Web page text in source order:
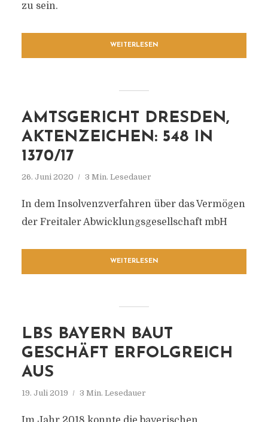
zu sein.
WEITERLESEN
AMTSGERICHT DRESDEN,
AKTENZEICHEN: 548 IN
1370/17
26. Juni 2020 3 Min. Lesedauer
In dem Insolvenzverfahren über das Vermögen
der Freitaler Abwicklungsgesellschaft mbH
WEITERLESEN
LBS BAYERN BAUT
GESCHÄFT ERFOLGREICH
AUS
19. Juli 2019 3 Min. Lesedauer